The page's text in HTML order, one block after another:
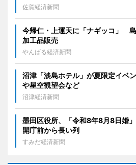
佐賀経済新聞
今帰仁・上運天に「ナギッコ」
加工品販売
やんばる経済新聞
沼津「淡島ホテル」が夏限定イベ
や星空観望会など
沼津経済新聞
墨田区役所、「令和8年8月8日婚
開庁前から長い列
すみだ経済新聞